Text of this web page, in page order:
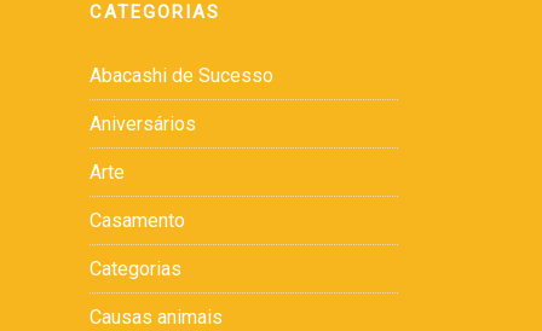
CATEGORIAS
Abacashi de Sucesso
Aniversários
Arte
Casamento
Categorias
Causas animais